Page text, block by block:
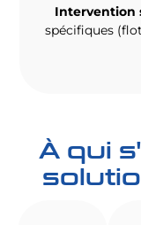
Intervention
spécifiques
À qui